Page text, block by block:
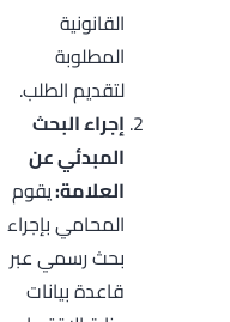
القانونية
المطلوبة
لتقديم الطلب.
إجراء البحث
المبدئي عن
العلامة:يقوم
المحامي بإجراء
بحث رسمي عبر
قاعدة بيانات